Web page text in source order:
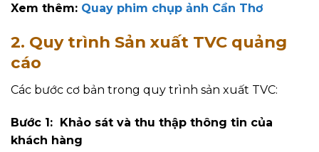
Xem thêm: Quay phim chụp ảnh Cần Thơ
2. Quy trình Sản xuất TVC quảng
cáo
Các bước cơ bản trong quy trình sản xuất TVC:
Bước 1: Khảo sát và thu thập thông tin của
khách hàng